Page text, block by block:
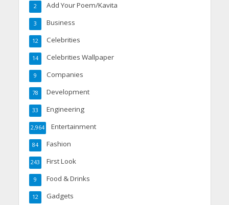
Add Your Poem/Kavita
2
Business
3
Celebrities
12
Celebrities Wallpaper
14
Companies
9
Development
78
Engineering
33
Entertainment
2,964
Fashion
84
First Look
243
Food & Drinks
9
Gadgets
12